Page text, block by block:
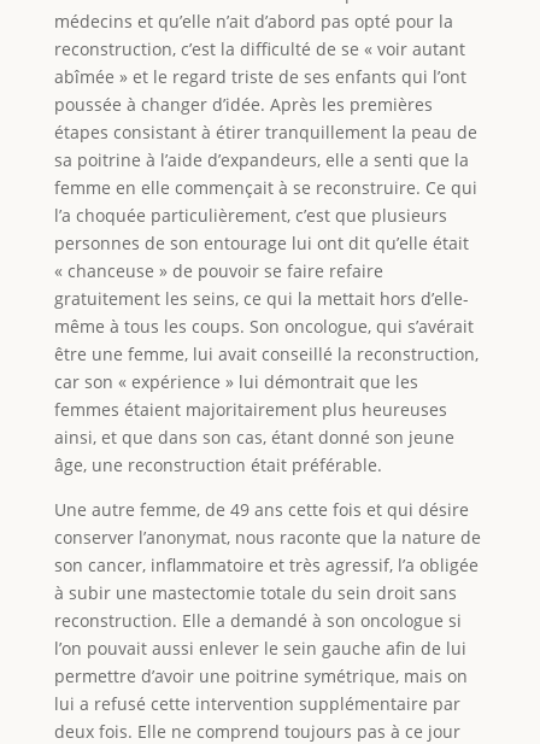
médecins et qu’elle n’ait d’abord pas opté pour la
reconstruction, c’est la difficulté de se « voir autant
abîmée » et le regard triste de ses enfants qui l’ont
poussée à changer d’idée. Après les premières
étapes consistant à étirer tranquillement la peau de
sa poitrine à l’aide d’expandeurs, elle a senti que la
femme en elle commençait à se reconstruire. Ce qui
l’a choquée particulièrement, c’est que plusieurs
personnes de son entourage lui ont dit qu’elle était
« chanceuse » de pouvoir se faire refaire
gratuitement les seins, ce qui la mettait hors d’elle-
même à tous les coups. Son oncologue, qui s’avérait
être une femme, lui avait conseillé la reconstruction,
car son « expérience » lui démontrait que les
femmes étaient majoritairement plus heureuses
ainsi, et que dans son cas, étant donné son jeune
âge, une reconstruction était préférable.
Une autre femme, de 49 ans cette fois et qui désire
conserver l’anonymat, nous raconte que la nature de
son cancer, inflammatoire et très agressif, l’a obligée
à subir une mastectomie totale du sein droit sans
reconstruction. Elle a demandé à son oncologue si
l’on pouvait aussi enlever le sein gauche afin de lui
permettre d’avoir une poitrine symétrique, mais on
lui a refusé cette intervention supplémentaire par
deux fois. Elle ne comprend toujours pas à ce jour